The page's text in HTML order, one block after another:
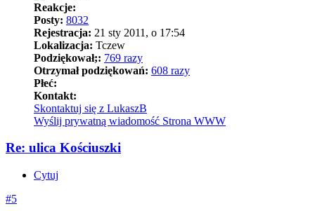
Reakcje:
Posty: 8032
Rejestracja: 21 sty 2011, o 17:54
Lokalizacja: Tczew
Podziękował;: 769 razy
Otrzymał podziękowań: 608 razy
Płeć:
Kontakt:
Skontaktuj się z LukaszB
Wyślij prywatną wiadomość Strona WWW
Re: ulica Kościuszki
Cytuj
#5